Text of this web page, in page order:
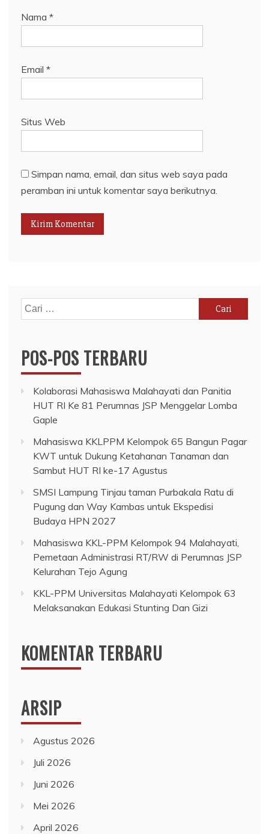
Nama *
Email *
Situs Web
Simpan nama, email, dan situs web saya pada
peramban ini untuk komentar saya berikutnya.
Cari
untuk:
POS-POS TERBARU
Kolaborasi Mahasiswa Malahayati dan Panitia
HUT RI Ke 81 Perumnas JSP Menggelar Lomba
Gaple
Mahasiswa KKLPPM Kelompok 65 Bangun Pagar
KWT untuk Dukung Ketahanan Tanaman dan
Sambut HUT RI ke-17 Agustus
SMSI Lampung Tinjau taman Purbakala Ratu di
Pugung dan Way Kambas untuk Ekspedisi
Budaya HPN 2027
Mahasiswa KKL-PPM Kelompok 94 Malahayati,
Pemetaan Administrasi RT/RW di Perumnas JSP
Kelurahan Tejo Agung
KKL-PPM Universitas Malahayati Kelompok 63
Melaksanakan Edukasi Stunting Dan Gizi
KOMENTAR TERBARU
ARSIP
Agustus 2026
Juli 2026
Juni 2026
Mei 2026
April 2026